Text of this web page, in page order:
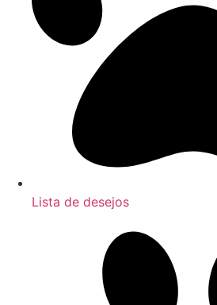
Lista de desejos